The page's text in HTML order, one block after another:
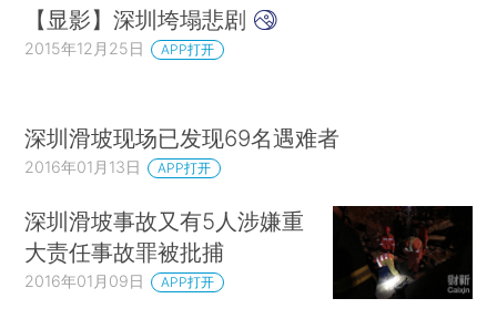
【显影】深圳垮塌悲剧
2015年12月25日 APP打开
深圳滑坡现场已发现69名遇难者
2016年01月13日 APP打开
深圳滑坡事故又有5人涉嫌重
大责任事故罪被批捕
2016年01月09日 APP打开